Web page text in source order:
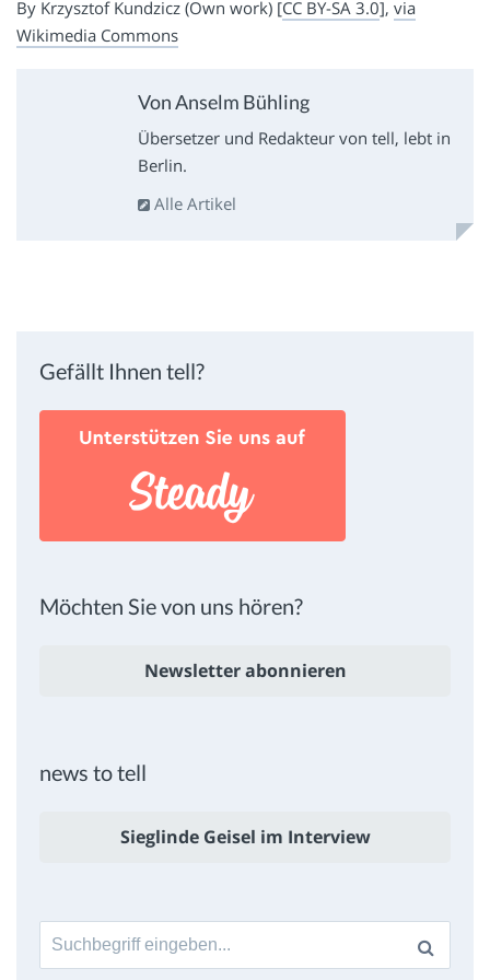
By Krzysztof Kundzicz (Own work) [CC BY-SA 3.0], via
Wikimedia Commons
Von Anselm Bühling
Übersetzer und Redakteur von tell, lebt in
Berlin.
Alle Artikel
Gefällt Ihnen tell?
Möchten Sie von uns hören?
Newsletter abonnieren
news to tell
Sieglinde Geisel im Interview
Suche
nach: